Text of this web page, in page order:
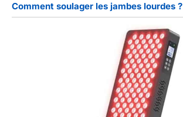
Comment soulager les jambes lourdes ?